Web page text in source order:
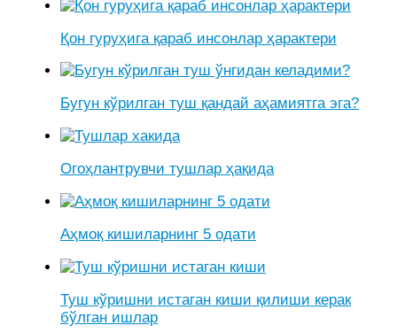
Қон гуруҳига қараб инсонлар ҳарактери
Бугун кўрилган туш қандай аҳамиятга эга?
Огоҳлантрувчи тушлар ҳақида
Аҳмоқ кишиларнинг 5 одати
Туш кўришни истаган киши қилиши керак
бўлган ишлар